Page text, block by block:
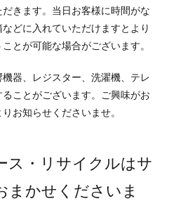
きます。当日お客様に時間がな
どに入れていただけますとより
とが可能な場合がございます。
器、レジスター、洗濯機、テレ
ことがございます。ご興味がお
お知らせくださいませ。
ス・リサイクルはサ
まかせくださいま